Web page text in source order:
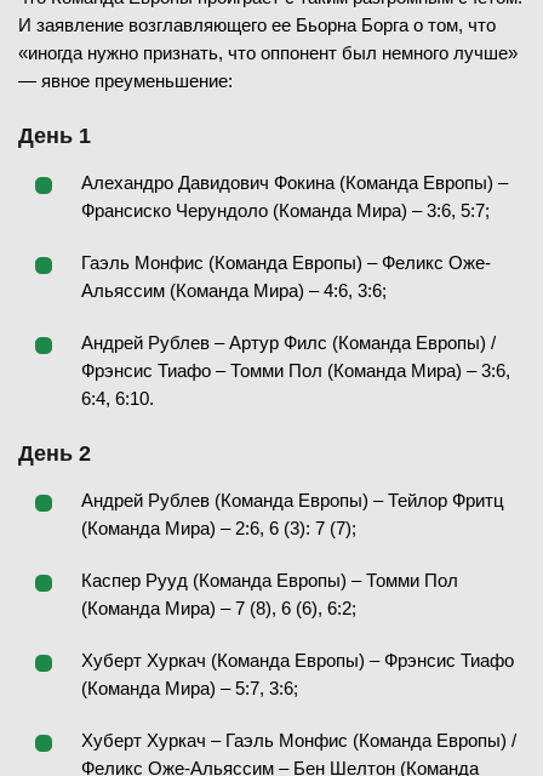
И заявление возглавляющего ее Бьорна Борга о том, что
«иногда нужно признать, что оппонент был немного лучше»
— явное преуменьшение:
День 1
Алехандро Давидович Фокина (Команда Европы) –
Франсиско Черундоло (Команда Мира) – 3:6, 5:7;
Гаэль Монфис (Команда Европы) – Феликс Оже-
Альяссим (Команда Мира) – 4:6, 3:6;
Андрей Рублев – Артур Филс (Команда Европы) /
Фрэнсис Тиафо – Томми Пол (Команда Мира) – 3:6,
6:4, 6:10.
День 2
Андрей Рублев (Команда Европы) – Тейлор Фритц
(Команда Мира) – 2:6, 6 (3): 7 (7);
Каспер Рууд (Команда Европы) – Томми Пол
(Команда Мира) – 7 (8), 6 (6), 6:2;
Хуберт Хуркач (Команда Европы) – Фрэнсис Тиафо
(Команда Мира) – 5:7, 3:6;
Хуберт Хуркач – Гаэль Монфис (Команда Европы) /
Феликс Оже-Альяссим – Бен Шелтон (Команда